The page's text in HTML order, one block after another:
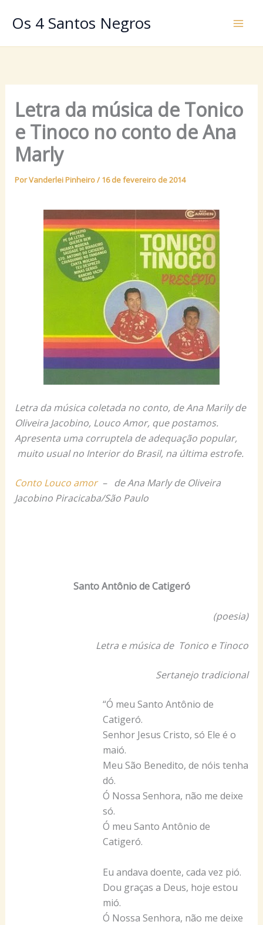
paraOs 4 Santos Negros
Letra da música de Tonico
e Tinoco no conto de Ana
Marly
PorVanderlei Pinheiro/ 16 de fevereiro de 2014
Letra da música coletada no conto, de Ana Marily de
Oliveira Jacobino, Louco Amor, que postamos.
Apresenta uma corruptela de adequação popular,
muito usual no Interior do Brasil, na última estrofe.
Conto Louco amor– de Ana Marly de Oliveira
Jacobino Piracicaba/São Paulo
Santo Antônio de Catigeró
(poesia)
Letra e música de Tonico e Tinoco
Sertanejo tradicional
“Ó meu Santo Antônio de
Catigeró.
Senhor Jesus Cristo, só Ele é o
maió.
Meu São Benedito, de nóis tenha
dó.
Ó Nossa Senhora, não me deixe
só.
Ó meu Santo Antônio de
Catigeró.
Eu andava doente, cada vez pió.
Dou graças a Deus, hoje estou
mió.
Ó Nossa Senhora, não me deixe